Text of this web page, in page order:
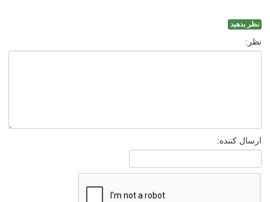
نظر بدهید
نظر:
ارسال کننده: